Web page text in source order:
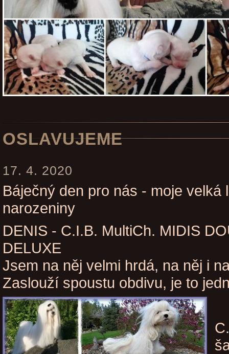
OSLAVUJEME
17. 4. 2020
Báječný den pro nás - moje velká
narozeniny
DENIS - C.I.B. MultiCh. MIDIS
DELUXE
Jsem na něj velmi hrdá, na něj i
Zaslouží spoustu obdivu, je to